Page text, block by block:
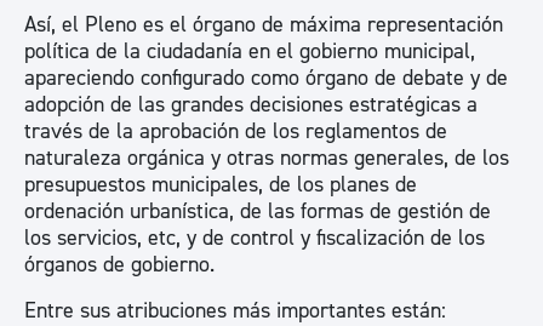
Así, el Pleno es el órgano de máxima representación
política de la ciudadanía en el gobierno municipal,
apareciendo configurado como órgano de debate y de
adopción de las grandes decisiones estratégicas a
través de la aprobación de los reglamentos de
naturaleza orgánica y otras normas generales, de los
presupuestos municipales, de los planes de
ordenación urbanística, de las formas de gestión de
los servicios, etc, y de control y fiscalización de los
órganos de gobierno.
Entre sus atribuciones más importantes están: